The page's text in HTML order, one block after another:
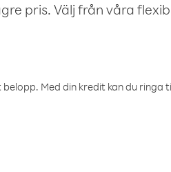
pris. Välj från våra
Med din kredit kan du ringa